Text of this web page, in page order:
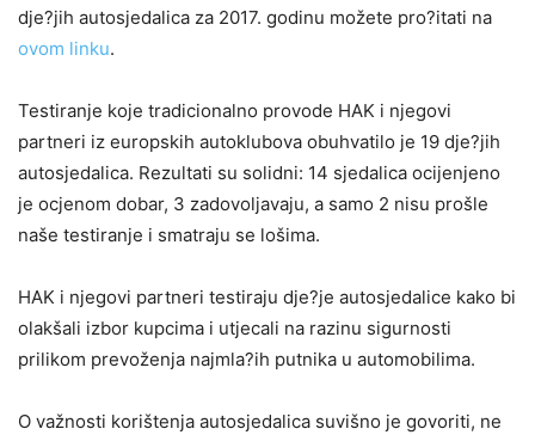
dje?jih autosjedalica za 2017. godinu možete pro?itati na
ovom linku.
Testiranje koje tradicionalno provode HAK i njegovi
partneri iz europskih autoklubova obuhvatilo je 19 dje?jih
autosjedalica. Rezultati su solidni: 14 sjedalica ocijenjeno
je ocjenom dobar, 3 zadovoljavaju, a samo 2 nisu prošle
naše testiranje i smatraju se lošima.
HAK i njegovi partneri testiraju dje?je autosjedalice kako bi
olakšali izbor kupcima i utjecali na razinu sigurnosti
prilikom prevoženja najmla?ih putnika u automobilima.
O važnosti korištenja autosjedalica suvišno je govoriti, ne